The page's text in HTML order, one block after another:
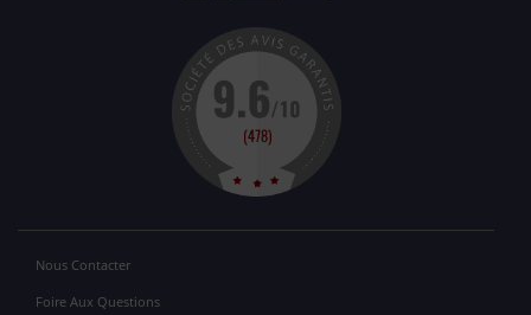
Nous Contacter
Foire Aux Questions